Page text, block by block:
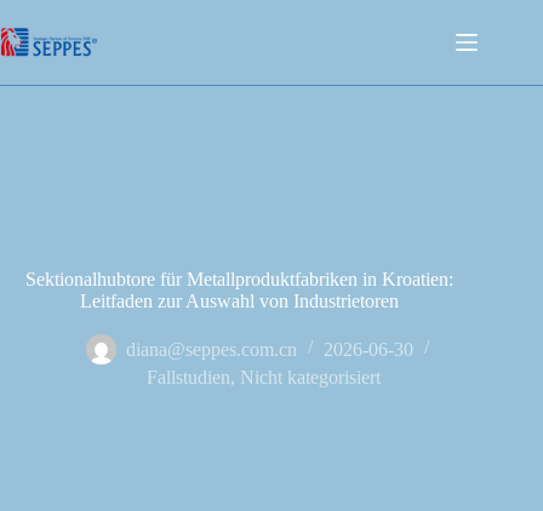
Sektionalhubtore für Metallproduktfabriken in Kroatien:
Leitfaden zur Auswahl von Industrietoren
diana@seppes.com.cn
2026-06-30
Fallstudien, Nicht kategorisiert